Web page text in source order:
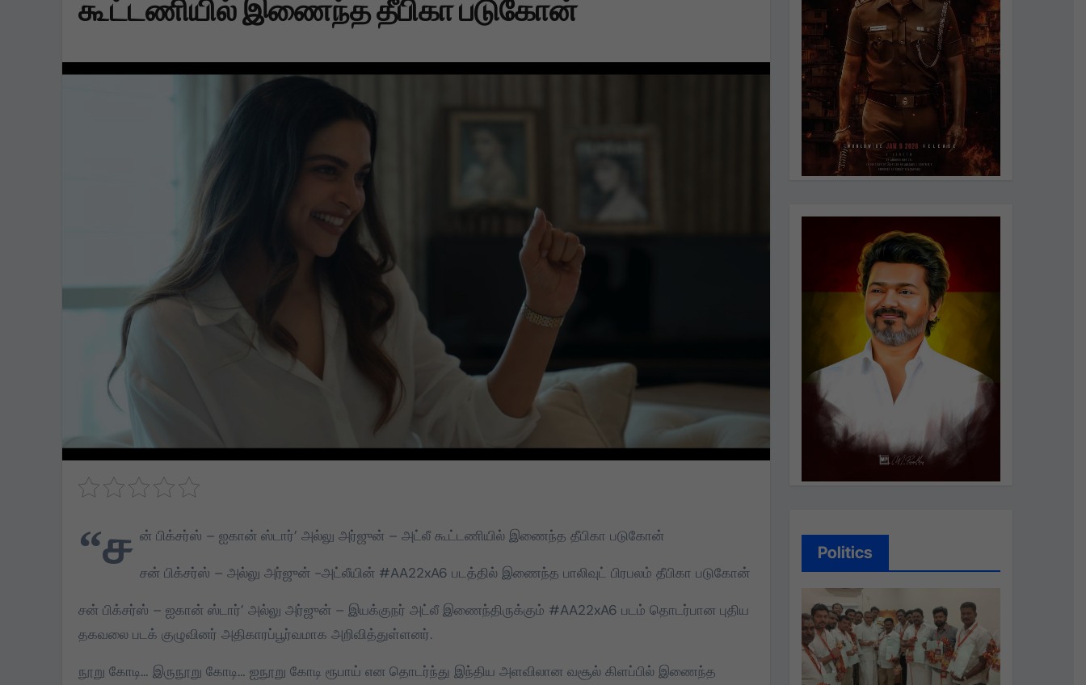
கூட்டணியில் இணைந்த தீபிகா படுகோன்
“ச ன் பிக்சர்ஸ் – ஐகான் ஸ்டார்’ அல்லு அர்ஜுன் – அட்லீ கூட்டணியில் இணைந்த தீபிகா படுகோன்
சன் பிக்சர்ஸ் – அல்லு அர்ஜுன் -அட்லீயின் #AA22xA6 படத்தில் இணைந்த பாலிவுட் பிரபலம் தீபிகா படுகோன்
சன் பிக்சர்ஸ் – ஐகான் ஸ்டார்’ அல்லு அர்ஜுன் – இயக்குநர் அட்லீ இணைந்திருக்கும் #AA22xA6 படம் தொடர்பான புதிய
தகவலை படக் குழுவினர் அதிகாரப்பூர்வமாக அறிவித்துள்ளனர்.
நூறு கோடி… இருநூறு கோடி… ஐநூறு கோடி ரூபாய் என தொடர்ந்து இந்திய அளவிலான வசூல் கிளப்பில் இணைந்த
Politics